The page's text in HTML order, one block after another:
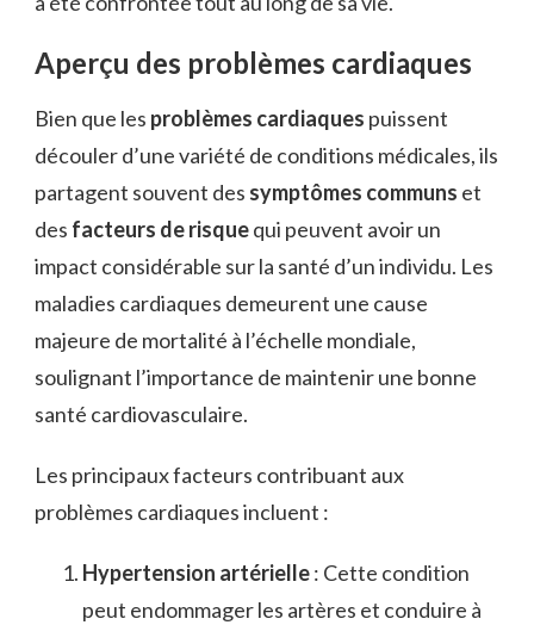
Aperçu des problèmes cardiaques
Bien que les problèmes cardiaques puissent
découler d’une variété de conditions médicales, ils
partagent souvent des symptômes communs et
des facteurs de risquequi peuvent avoir un
impact considérable sur la santé d’un individu. Les
maladies cardiaques demeurent une cause
majeure de mortalité à l’échelle mondiale,
soulignant l’importance de maintenir une bonne
santé cardiovasculaire.
Les principaux facteurs contribuant aux
problèmes cardiaques incluent :
Hypertension artérielle: Cette condition
peut endommager les artères et conduire à